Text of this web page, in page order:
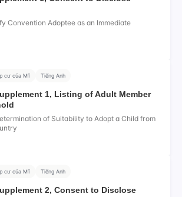
Convention Adoptee as an Immediate
cư của Mĩ Tiếng Anh
1, Listing of Adult Member
of Suitability to Adopt a Child from
cư của Mĩ Tiếng Anh
2, Consent to Disclose